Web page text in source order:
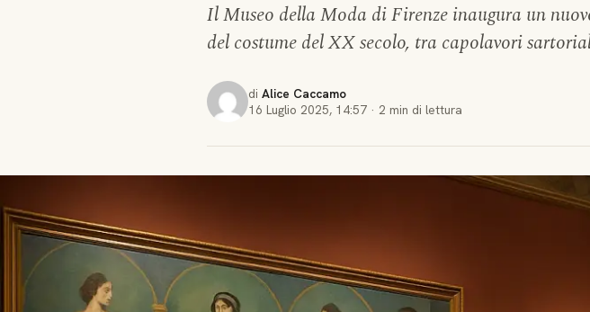
Il Museo della Moda di Firenze inaugura un
del costume del XX secolo, tra capolavori
di Alice Caccamo
16 Luglio 2025, 14:57 · 2 min di lettura